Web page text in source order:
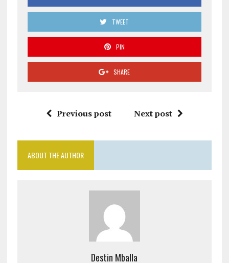
TWEET
PIN
SHARE
Previous post Next post
ABOUT THE AUTHOR
Destin Mballa